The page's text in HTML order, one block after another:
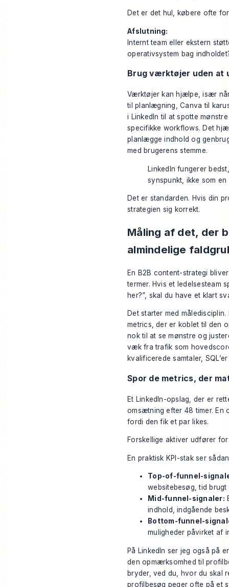
Det er det hul, købere ofte
Afslutning:
Internt team eller ekstern
operativsystem bag
Brug værktøjer uden at
Værktøjer kan hjælpe, især
til planlægning, Canva til
i LinkedIn til at spotte
specifikke workflows. Det
planlægge indhold og
med brugerens stemme.
LinkedIn fungerer
synspunkt, ikke som
Det er standarden. Hvis din
strategien sig korrekt.
Måling af det, der
almindelige
En B2B content-strategi
termer. Hvis et ledelsesteam
her?”, skal du have et klart
Det starter med
metrics, der er koblet til den
nok til at se mønstre og
væk fra trafik som
kvalificerede samtaler,
Spor de metrics, der
Et LinkedIn-opslag, der er
omsætning efter 48 timer. En
fordi den fik et par likes.
Forskellige aktiver udfører
En praktisk KPI-stak ser
Top-of-funnel-
websitebesøg, tid brugt
Mid-funnel-signaler:
indhold, indgående
Bottom-funnel-
muligheder påvirket af
På LinkedIn ser jeg også på
den opmærksomhed til
bryder, ved du, hvor du skal
profilbesøg peger ofte på et